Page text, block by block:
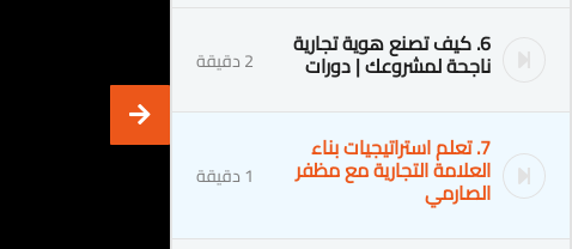
6. كيف تصنع هوية تجارية
ناجحة لمشروعك | دورات 2 دقيقة
7. تعلم استراتيجيات بناء
العلامة التجارية مع مظفر
الصارمي 1 دقيقة